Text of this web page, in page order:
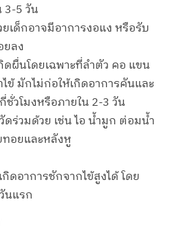
3-5 วัน
เด็กอาจมีอาการงอแง หรือรับ
ยลง
ผื่นโดยเฉพาะที่ลำตัว คอ แขน
ข้ มักไม่ก่อให้เกิดอาการคันและ
ชั่วโมงหรือภายใน 2-3 วัน
ร่วมด้วย เช่น ไอ น้ำมูก ต่อมน้ำ
ทอยและหลังหู
ดอาการชักจากไข้สูงได้ โดย
นแรก